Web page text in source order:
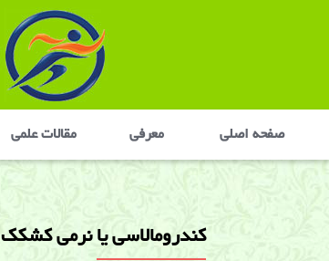
صفحه اصلی معرفی مقالات علمی
کندرومالاسی یا نرمی کشکک